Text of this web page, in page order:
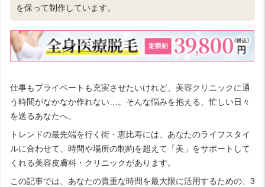
を保って制作しています。
仕事もプライベートも充実させたいけれど、美容クリニックに通
う時間がなかなか作れない…。そんな悩みを抱える、忙しい日々
を送るあなたへ。
トレンドの最先端を行く街・恵比寿には、あなたのライフスタイ
ルに合わせて、時間や場所の制約を超えて「美」をサポートして
くれる美容皮膚科・クリニックがあります。
この記事では、あなたの貴重な時間を最大限に活用するための、3